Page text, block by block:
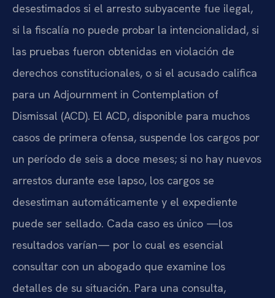
desestimados si el arresto subyacente fue ilegal,
si la fiscalía no puede probar la intencionalidad, si
las pruebas fueron obtenidas en violación de
derechos constitucionales, o si el acusado califica
para un Adjournment in Contemplation of
Dismissal (ACD). El ACD, disponible para muchos
casos de primera ofensa, suspende los cargos por
un período de seis a doce meses; si no hay nuevos
arrestos durante ese lapso, los cargos se
desestiman automáticamente y el expediente
puede ser sellado. Cada caso es único —los
resultados varían— por lo cual es esencial
consultar con un abogado que examine los
detalles de su situación. Para una consulta,